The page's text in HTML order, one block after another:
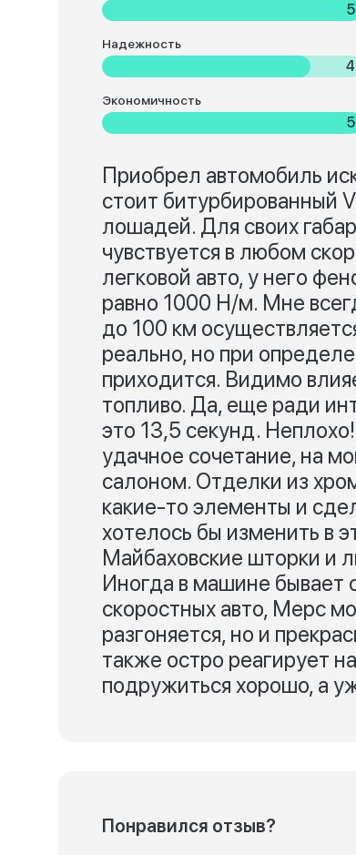
5
Надежность
4
Экономичность
5
Приобрел автомобиль
стоит битурбированный
лошадей. Для своих
чувствуется в любом
легковой авто, у него
равно 1000 Н/м. Мне
до 100 км
реально, но при
приходится. Видимо
топливо. Да, еще ради
это 13,5 секунд.
удачное сочетание, на
салоном. Отделки из
какие-то элементы и
хотелось бы изменить в
Майбаховские шторки и
Иногда в машине бывает
скоростных авто, Мерс
разгоняется, но и
также остро реагирует
подружиться хорошо, а
Понравился отзыв?